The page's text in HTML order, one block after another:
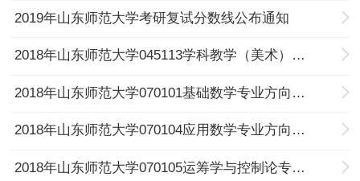
2019年山东师范大学考研复试分数线公布通知
2018年山东师范大学045113学科教学（美术）专业方向全日制考研复试分数线
2018年山东师范大学070101基础数学专业方向全日制考研复试分数线
2018年山东师范大学070104应用数学专业方向全日制考研复试分数线
2018年山东师范大学070105运筹学与控制论专业方向全日制考研复试分数线